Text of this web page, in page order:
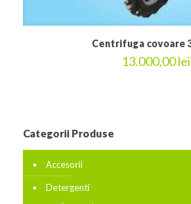
Centrifuga covoare
13.000,00lei
Categorii Produse
Accesorii
Detergenti